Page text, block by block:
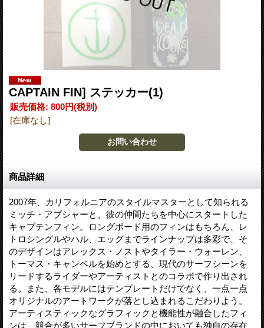
CAPTAIN FIN] ステッカー(1)
販売価格: 800円(税別)
[在庫なし]
商品詳細
2007年、カリフォルニアのスタイルマスターとして知られる
ミッチ・アブシャーと、彼の仲間たちを中心にスタートした
キャプテンフィン。ロングボード用のフィンはもちろん、レ
トロシングルやハル、エッグまでラインナップは多彩で、そ
のデザインはアレックス・ノストやタイラー・ウォーレン、
トーマス・キャンベルを始めとする、現代のサーフシーンを
リードするライダーやアーティストとのコラボで作り出され
る。また、各モデルにはテンプレートだけでなく、一点一点
オリジナルのアートワークが落とし込まれるこだわりよう。
アーティスティックなグラフィックと機能性が融合したフィ
ンは、競合が多いサーフブランドの中においても独自の存在